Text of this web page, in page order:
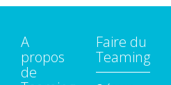
A
propos
de
Faire du
Teaming